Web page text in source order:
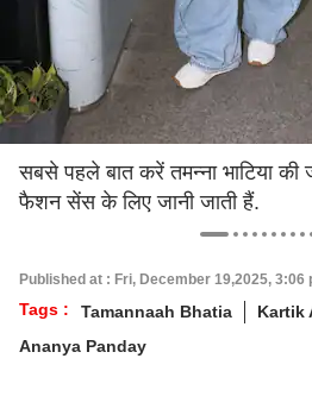
सबसे पहले बात करें तमन्ना भाटिया की
फैशन सेंस के लिए जानी जाती हैं.
Published at : Fri, December 19,2025, 3:06
Tags : Tamannaah Bhatia
Kartik
Ananya Panday